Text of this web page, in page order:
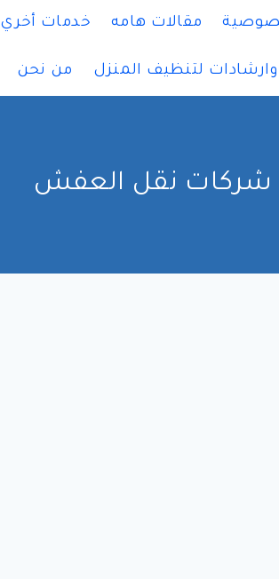
مقالات هامه خدمات أخري
لتنظيف المنزل من نحن
شركات نقل العفش